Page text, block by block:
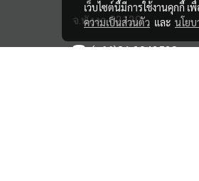
จ.พังงา 82120
(+66)81 3043528
เว็บไซต์นี้มีการใช้งานคุกกี้
ความเป็นส่วนตัว และ นโย